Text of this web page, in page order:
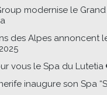
modernise le
des Alpes annoncent
vous le Spa du Lutetia
inaugure son Spa